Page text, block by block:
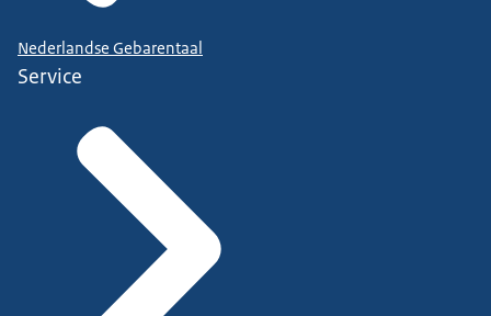
Nederlandse Gebarentaal
Service